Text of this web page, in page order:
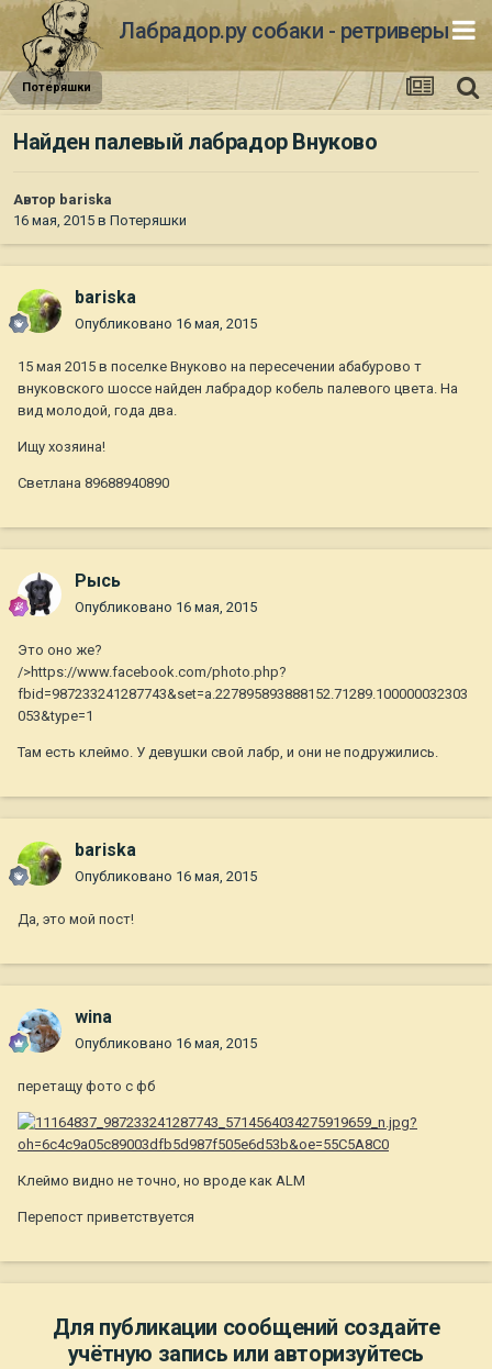
Лабрадор.ру собаки - ретриверы
Потеряшки
Найден палевый лабрадор Внуково
Автор bariska
16 мая, 2015 в Потеряшки
bariska
Опубликовано 16 мая, 2015
15 мая 2015 в поселке Внуково на пересечении абабурово т
внуковского шоссе найден лабрадор кобель палевого цвета. На
вид молодой, года два.
Ищу хозяина!
Светлана 89688940890
Рысь
Опубликовано 16 мая, 2015
Это оно же?
/>https://www.facebook.com/photo.php?
fbid=987233241287743&set=a.227895893888152.71289.100000032303
053&type=1
Там есть клеймо. У девушки свой лабр, и они не подружились.
bariska
Опубликовано 16 мая, 2015
Да, это мой пост!
wina
Опубликовано 16 мая, 2015
перетащу фото с фб
Клеймо видно не точно, но вроде как ALM
Перепост приветствуется
Для публикации сообщений создайте
учётную запись или авторизуйтесь